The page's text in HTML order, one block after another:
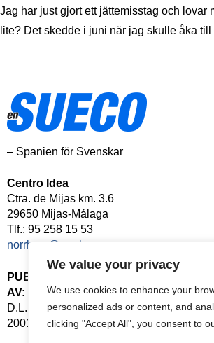
We value your privacy
We use cookies to enhance your
personalized ads or content, and
clicking "Accept All", you consent to
Jag har just gjort ett jättemisstag och
lite? Det skedde i juni när jag skulle åka
– Spanien för Svenskar
Centro Idea
Ctra. de Mijas km. 3.6
29650 Mijas-Málaga
Tlf.: 95 258 15 53
norrbom@norrbom.com
PUBLICERAD
AV:
D.L. MA-126-
2001